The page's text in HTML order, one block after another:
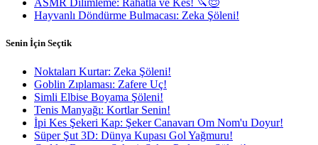
ASMR Dilimleme: Rahatla ve Kes! 🔪😌
Hayvanlı Döndürme Bulmacası: Zeka Şöleni!
Senin İçin Seçtik
Noktaları Kurtar: Zeka Şöleni!
Goblin Zıplaması: Zafere Uç!
Simli Elbise Boyama Şöleni!
Tenis Manyağı: Kortlar Senin!
İpi Kes Şekeri Kap: Şeker Canavarı Om Nom'u Doyur!
Süper Şut 3D: Dünya Kupası Gol Yağmuru!